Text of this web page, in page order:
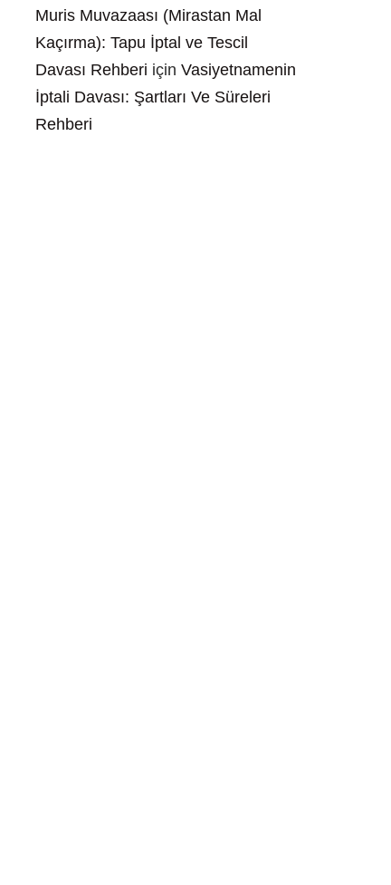
Muris Muvazaası (Mirastan Mal
Kaçırma): Tapu İptal ve Tescil
Davası Rehberi için Vasiyetnamenin
İptali Davası: Şartları Ve Süreleri
Rehberi